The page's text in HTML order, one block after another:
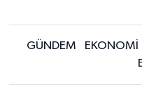
GÜNDEM EKONOMİ